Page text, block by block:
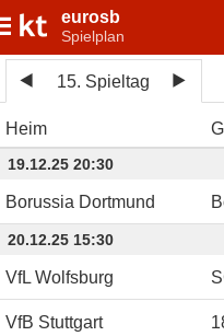
eurosb
Spielplan
15. Spieltag
Heim
19.12.25 20:30
Borussia Dortmund
20.12.25 15:30
VfL Wolfsburg
VfB Stuttgart